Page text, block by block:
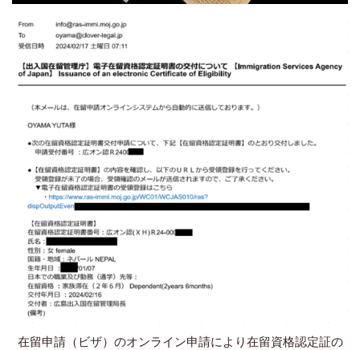
在留申請（ビザ）のオンライン申請により在留資格認定証の